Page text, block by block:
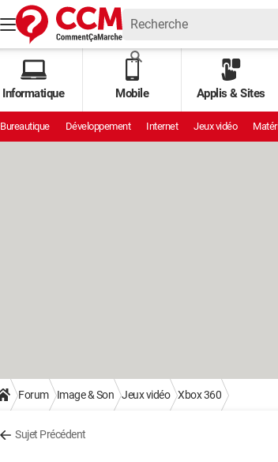
Informatique Mobile Applis & Sites
Bureautique Développement Internet Jeux vidéo
Forum Image & Son Jeux vidéo Xbox 360
Sujet Précédent